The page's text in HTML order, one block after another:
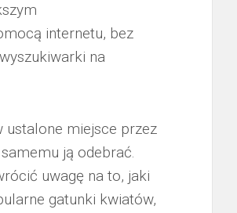
internetu, bez
na
ustalone miejsce przez
ją odebrać.
uwagę na to, jaki
gatunki kwiatów,